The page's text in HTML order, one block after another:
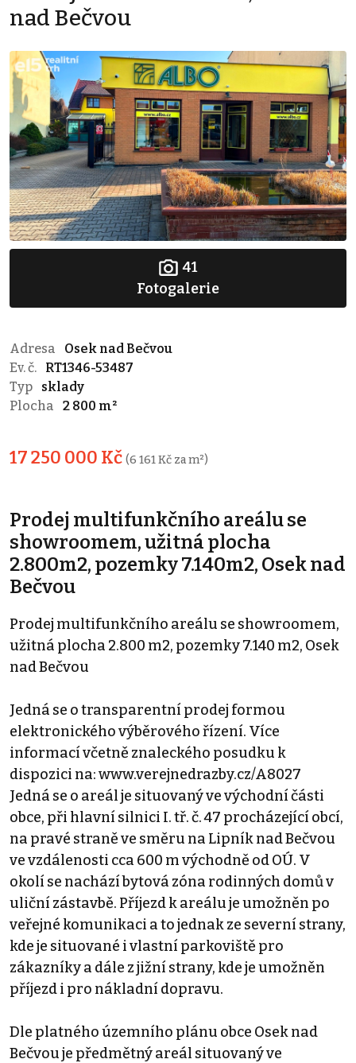
nad Bečvou
41
Fotogalerie
Adresa
Osek nad Bečvou
Ev. č.
RT1346-53487
Typ
sklady
Plocha
2 800 m²
17 250 000 Kč (6 161 Kč za m²)
Prodej multifunkčního areálu se
showroomem, užitná plocha
2.800m2, pozemky 7.140m2, Osek nad
Bečvou
Prodej multifunkčního areálu se showroomem,
užitná plocha 2.800 m2, pozemky 7.140 m2, Osek
nad Bečvou
Jedná se o transparentní prodej formou
elektronického výběrového řízení. Více
informací včetně znaleckého posudku k
dispozici na: www.verejnedrazby.cz/A8027
Jedná se o areál je situovaný ve východní části
obce, při hlavní silnici I. tř. č. 47 procházející obcí,
na pravé straně ve směru na Lipník nad Bečvou
ve vzdálenosti cca 600 m východně od OÚ. V
okolí se nachází bytová zóna rodinných domů v
uliční zástavbě. Příjezd k areálu je umožněn po
veřejné komunikaci a to jednak ze severní strany,
kde je situované i vlastní parkoviště pro
zákazníky a dále z jižní strany, kde je umožněn
příjezd i pro nákladní dopravu.
Dle platného územního plánu obce Osek nad
Bečvou je předmětný areál situovaný ve